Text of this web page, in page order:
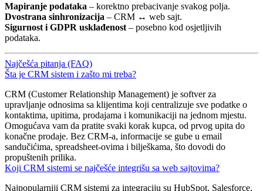
Mapiranje podataka – korektno prebacivanje svakog polja.
Dvostrana sinhronizacija – CRM ↔ web sajt.
Sigurnost i GDPR usklađenost – posebno kod osjetljivih
podataka.
Najčešća pitanja (FAQ)
Šta je CRM sistem i zašto mi treba?
CRM (Customer Relationship Management) je softver za
upravljanje odnosima sa klijentima koji centralizuje sve podatke o
kontaktima, upitima, prodajama i komunikaciji na jednom mjestu.
Omogućava vam da pratite svaki korak kupca, od prvog upita do
konačne prodaje. Bez CRM-a, informacije se gube u email
sandučićima, spreadsheet-ovima i bilješkama, što dovodi do
propuštenih prilika.
Koji CRM sistemi se najčešće integrišu sa web sajtovima?
Najpopularniji CRM sistemi za integraciju su HubSpot, Salesforce,